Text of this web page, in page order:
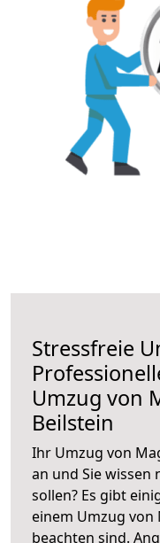
Stressfreie
Umzug von
Beilstein
Ihr Umzug von
an und Sie wissen
sollen? Es gibt
einem Umzug von
beachten sind.